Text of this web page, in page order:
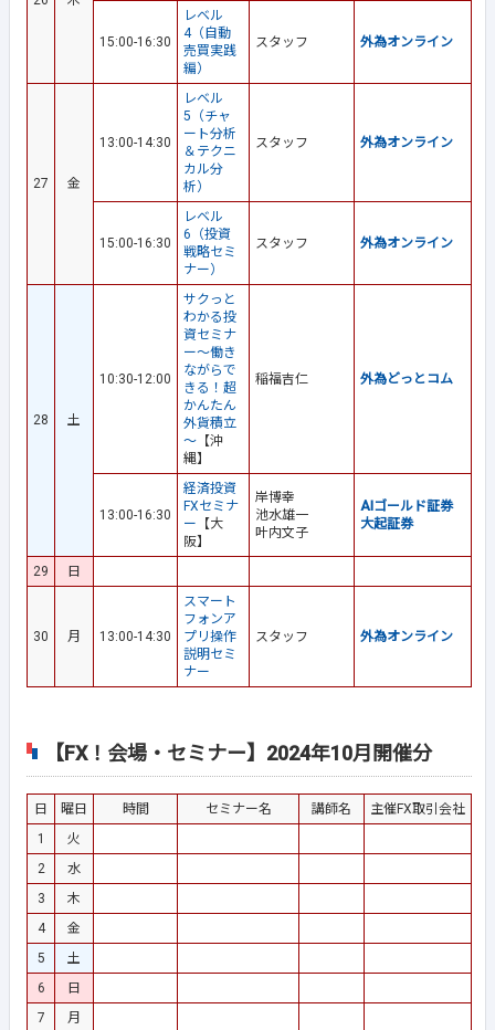
15:00-16:30
レベル
4（自動
売買実践
編）
スタッフ 外為オンライン
27 金
13:00-14:30
レベル
5（チャ
ート分析
＆テクニ
カル分
析）
スタッフ 外為オンライン
15:00-16:30
レベル
6（投資
戦略セミ
ナー）
スタッフ 外為オンライン
28 土
10:30-12:00
サクっと
わかる投
資セミナ
ー～働き
ながらで
きる！超
かんたん
外貨積立
～ 【沖
縄】
稲福吉仁 外為どっとコム
13:00-16:30
経済投資
FXセミナ
ー 【大
阪】
岸博幸
池水雄一
叶内文子
AIゴールド証券
大起証券
29 日
30 月 13:00-14:30
スマート
フォンア
プリ操作
説明セミ
ナー
スタッフ 外為オンライン
【FX！会場・セミナー】2024年10月開催分
日 曜日 時間 セミナー名 講師名
主催FX取引会社
1
火
2
水
3
木
4
金
5
土
6
日
7
月